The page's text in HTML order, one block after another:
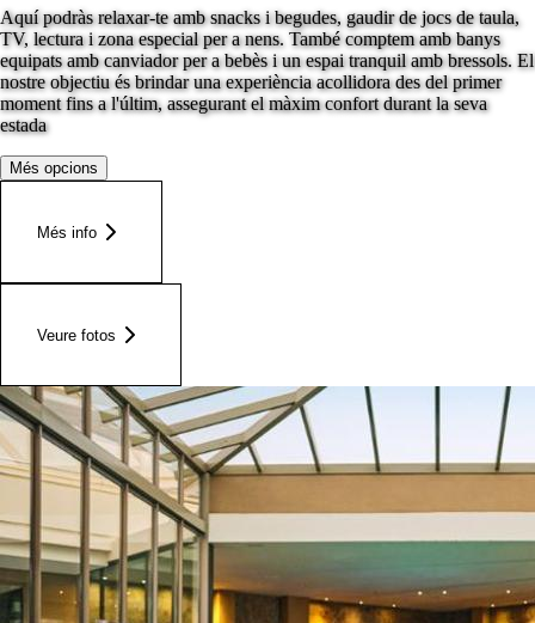
Aquí podràs relaxar-te amb snacks i begudes, gaudir de jocs de taula,
TV, lectura i zona especial per a nens. També comptem amb banys
equipats amb canviador per a bebès i un espai tranquil amb bressols. El
nostre objectiu és brindar una experiència acollidora des del primer
moment fins a l'últim, assegurant el màxim confort durant la seva
estada
Més opcions
Més info
Veure fotos